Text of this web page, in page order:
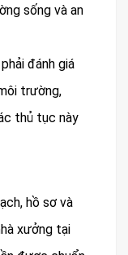
sống và an
đánh giá
trường,
thủ tục này
hồ sơ và
xưởng tại